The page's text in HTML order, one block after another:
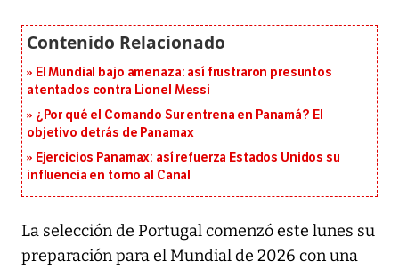
El Mundial bajo amenaza: así frustraron presuntos
atentados contra Lionel Messi
¿Por qué el Comando Sur entrena en Panamá? El
objetivo detrás de Panamax
Ejercicios Panamax: así refuerza Estados Unidos su
influencia en torno al Canal
La selección de Portugal comenzó este lunes su
preparación para el Mundial de 2026 con una